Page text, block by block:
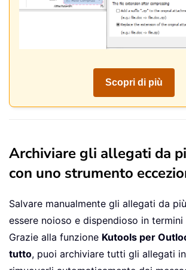
Scopri di più
Archiviare gli allegati da
con uno strumento
Salvare manualmente gli allegati da
essere noioso e dispendioso in
Grazie alla funzione Kutools per
tutto, puoi archiviare tutti gli allegati